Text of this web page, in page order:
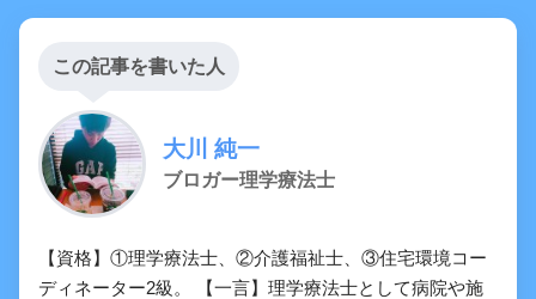
この記事を書いた人
大川 純一
ブロガー理学療法士
【資格】①理学療法士、②介護福祉士、③住宅環境コー
ディネーター2級。 【一言】理学療法士として病院や施